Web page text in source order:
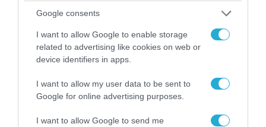
Google consents
I want to allow Google to enable storage
related to advertising like cookies on web or
device identifiers in apps.
I want to allow my user data to be sent to
Google for online advertising purposes.
I want to allow Google to send me
06.08.2026 | 17:02
Ουκρανία: Αποκαλύφθηκε ο αριθμός των
ξένων εθελοντών που πολεμούν για το Κίεβο
ΠΟΛΙΤΙΚΗ